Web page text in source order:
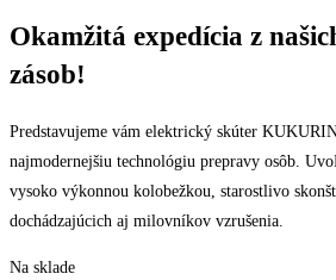
was:
Okamžitá expedícia z
zásob!
Predstavujeme vám elektrický skúter
najmodernejšiu technológiu prepravy osôb.
vysoko výkonnou kolobežkou, starostlivo
dochádzajúcich aj milovníkov vzrušenia.
Na sklade